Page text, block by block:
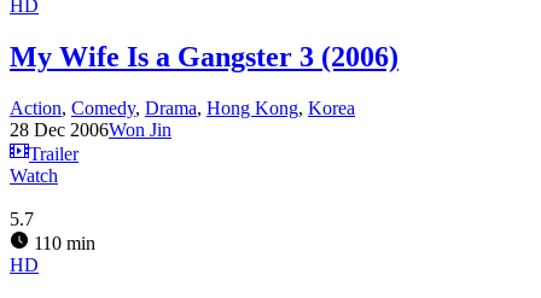
HD
My Wife Is a Gangster 3 (2006)
Action, Comedy, Drama, Hong Kong, Korea
28 Dec 2006Won Jin
Trailer
Watch
5.7
110 min
HD